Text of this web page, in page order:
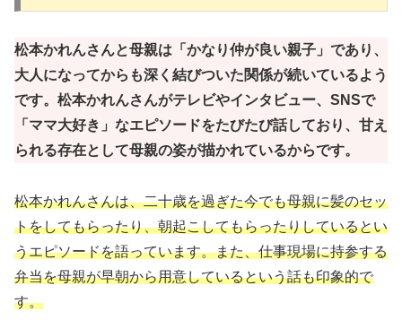
松本かれんさんと母親は「かなり仲が良い親子」であり、
大人になってからも深く結びついた関係が続いているよう
です。松本かれんさんがテレビやインタビュー、SNSで
「ママ大好き」なエピソードをたびたび話しており、甘え
られる存在として母親の姿が描かれているからです。
松本かれんさんは、二十歳を過ぎた今でも母親に髪のセッ
トをしてもらったり、朝起こしてもらったりしているとい
うエピソードを語っています。また、仕事現場に持参する
弁当を母親が早朝から用意しているという話も印象的で
す。